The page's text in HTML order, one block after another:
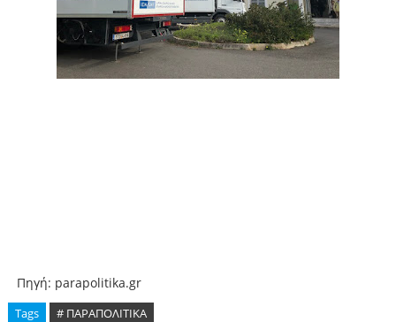
Πηγή: parapolitika.gr
Tags # ΠΑΡΑΠΟΛΙΤΙΚΑ